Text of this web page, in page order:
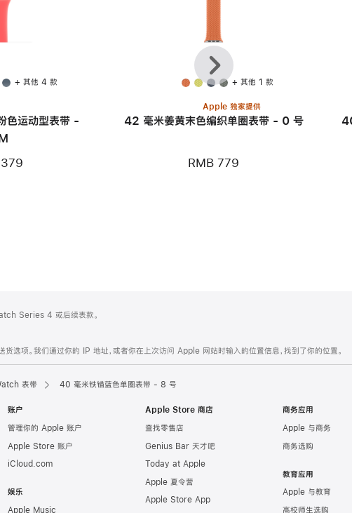
+ 其他 4 款
色运动型表带 -
379
+ 其他 1 款
Apple 独家提供
42 毫米姜黄末色编织单圈表带 - 0 号
RMB 779
上
一
个
下
一
个
Series 4 或后续表款。
货选项。我们通过你的 IP 地址，或者你在上次访问 Apple 网站时输入的位置信息，找到了你的位置。
表带 40 毫米铁锚蓝色单圈表带 - 8 号
账户
管理你的 Apple 账户
Apple Store 账户
iCloud.com
娱乐
Apple Music
Apple Store 商店
查找零售店
Genius Bar 天才吧
Today at Apple
Apple 夏令营
Apple Store App
商务应用
Apple 与商务
商务选购
教育应用
Apple 与教育
高校师生选购